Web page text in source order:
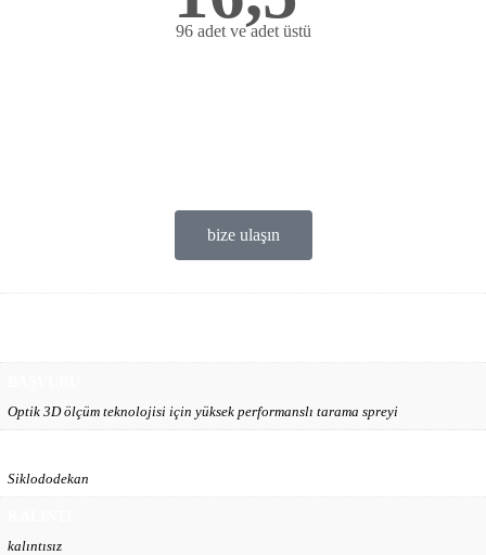
96 adet ve adet üstü
bize ulaşın
Optik 3D ölçüm teknolojisi için yüksek performanslı tarama spreyi
Siklododekan
kalıntısız